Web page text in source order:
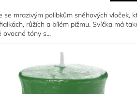
se mrazivým polibkům sněhových vloček,
růžích a bílém pižmu. Svíčka má
ovocné tóny s...